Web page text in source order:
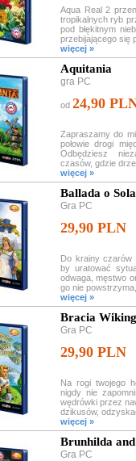
Aqua Real 2
tropikalnych ryb
pod błękitnym
przebijającego się
więcej »
Aquitania
gra PC
od 24,90
Zapraszamy do
połowie drogi
Odbędziesz
czasów, gdzie
więcej »
Ballada o
Gra PC
29,90 PLN
Do krainy czarów
by uratować
odwaga, męstwo
go nie
więcej »
Bracia
Gra PC
29,90 PLN
Na rogi twojego
nigdy nie
wędrówki przez
dzikusów,
więcej »
Brunhilda
Gra PC